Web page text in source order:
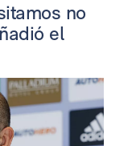
no
el